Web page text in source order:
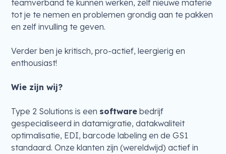
teamverband te kunnen werken, zelf nieuwe materie
tot je te nemen en problemen grondig aan te pakken
en zelf invulling te geven.
Verder ben je kritisch, pro-actief, leergierig en
enthousiast!
Wie zijn wij?
Type 2 Solutions is een software bedrijf
gespecialiseerd in datamigratie, datakwaliteit
optimalisatie, EDI, barcode labeling en de GS1
standaard. Onze klanten zijn (wereldwijd) actief in